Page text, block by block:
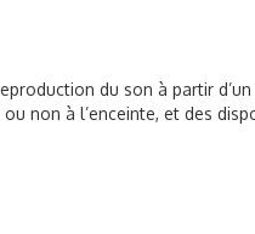
du son à partir
non à l’enceinte, et des